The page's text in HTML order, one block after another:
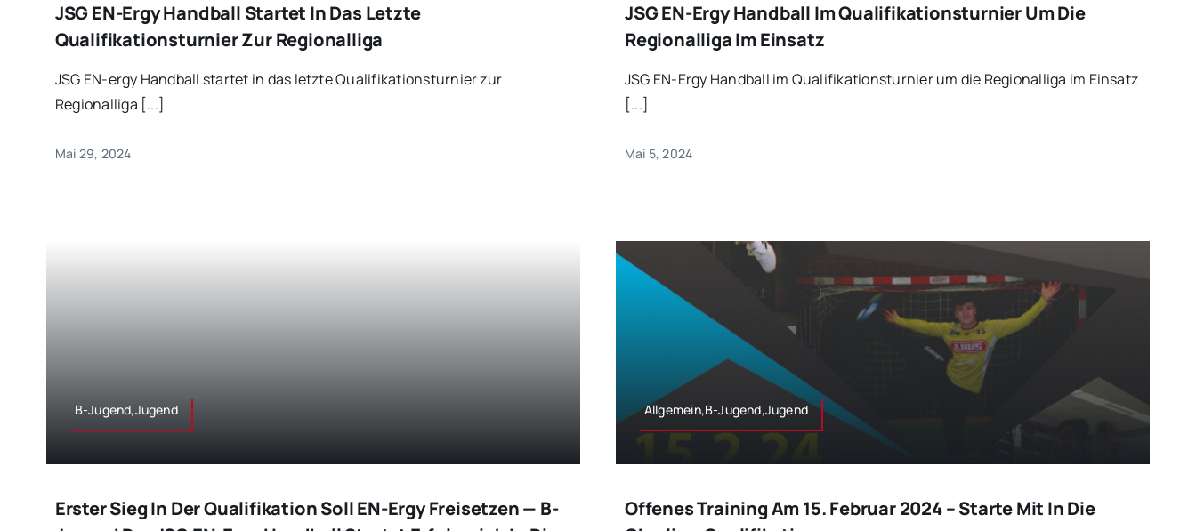
JSG EN-Ergy Handball Startet In Das Letzte
Qualifikationsturnier Zur Regionalliga
JSG EN-ergy Handball startet in das letzte Qualifikationsturnier zur
Regionalliga [...]
Mai 29, 2024
JSG EN-Ergy Handball Im Qualifikationsturnier Um Die
Regionalliga Im Einsatz
JSG EN-Ergy Handball im Qualifikationsturnier um die Regionalliga im Einsatz
[...]
Mai 5, 2024
B-Jugend,Jugend
Erster Sieg In Der Qualifikation Soll EN-Ergy Freisetzen — B-
Allgemein,B-Jugend,Jugend
Offenes Training Am 15. Februar 2024 – Starte Mit In Die